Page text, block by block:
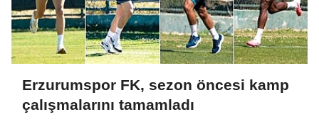
Erzurumspor FK, sezon öncesi kamp
çalışmalarını tamamladı